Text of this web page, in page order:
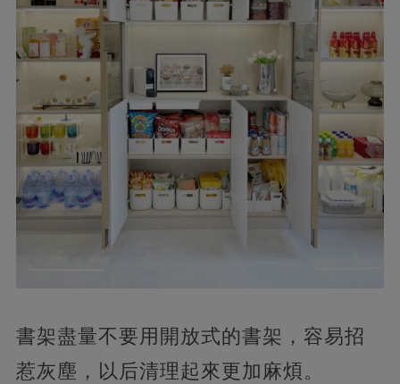
書架盡量不要用開放式的書架，容易招
惹灰塵，以后清理起來更加麻煩。